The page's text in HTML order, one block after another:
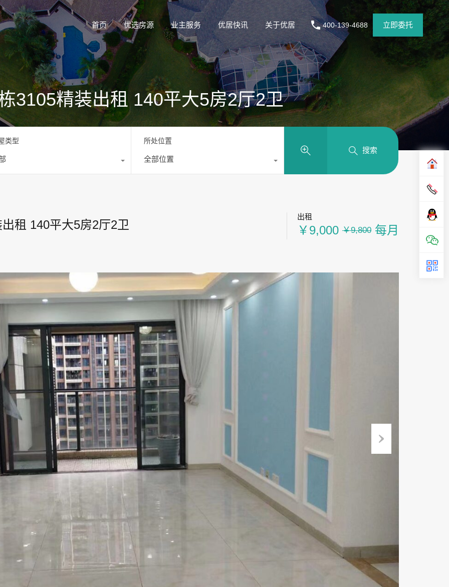
首页 优选房源 业主服务 优居快讯 关于优居 400-139-4688 立即委托
3105精装出租 140平大5房2厅2卫
类型 所处位置
全部位置
搜索
租 140平大5房2厅2卫
出租
￥9,000 ￥9,800 每月